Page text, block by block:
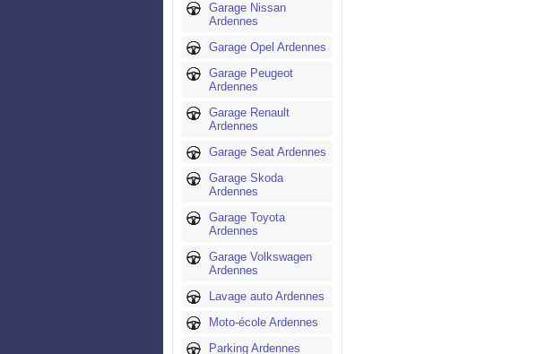
Garage Nissan
Ardennes
Garage Opel Ardennes
Garage Peugeot
Ardennes
Garage Renault
Ardennes
Garage Seat Ardennes
Garage Skoda
Ardennes
Garage Toyota
Ardennes
Garage Volkswagen
Ardennes
Lavage auto Ardennes
Moto-école Ardennes
Parking Ardennes